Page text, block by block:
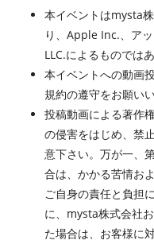
本イベントはmysta
り、Apple Inc.、ア
LLC.によるものでは
本イベントへの動画
規約の遵守をお願い
投稿動画による著作
の侵害をはじめ、禁
意下さい。万が一、
合は、かかる苦情お
ご自身の責任と負担
に、mysta株式会社
た場合は、お客様に